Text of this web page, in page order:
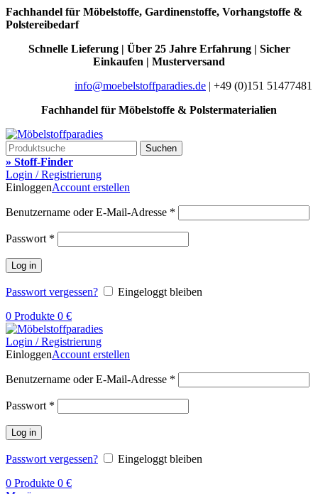
Fachhandel für Möbelstoffe, Gardinenstoffe, Vorhangstoffe &
Polstereibedarf
Schnelle Lieferung | Über 25 Jahre Erfahrung | Sicher
Einkaufen | Musterversand
info@moebelstoffparadies.de | +49 (0)151 51477481
Fachhandel für Möbelstoffe & Polstermaterialien
Suchen
» Stoff-Finder
Login / Registrierung
EinloggenAccount erstellen
Benutzername oder E-Mail-Adresse *
Passwort *
Log in
Passwort vergessen?
Eingeloggt bleiben
0 Produkte 0 €
Login / Registrierung
EinloggenAccount erstellen
Benutzername oder E-Mail-Adresse *
Passwort *
Log in
Passwort vergessen?
Eingeloggt bleiben
0 Produkte 0 €